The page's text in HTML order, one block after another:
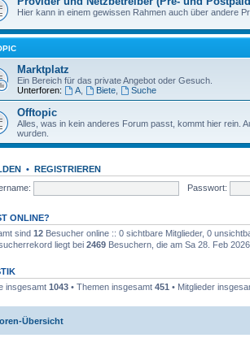
Hier kann in einem gewissen Rahmen auch über andere
Marktplatz
Ein Bereich für das private Angebot oder Gesuch.
Unterforen:
A, Biete, Suche
Offtopic
Alles, was in kein anderes Forum passt, kommt hier rein.
wurden.
• REGISTRIEREN
Passwort:
ONLINE?
sind 12 Besucher online :: 0 sichtbare Mitglieder, 0
liegt bei 2469 Besuchern, die am Sa 28. Feb
insgesamt 1043 • Themen insgesamt 451 • Mitglieder
Übersicht